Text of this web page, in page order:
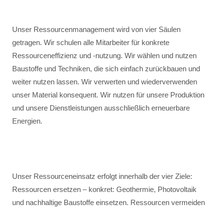
Unser Ressourcenmanagement wird von vier Säulen
getragen. Wir schulen alle Mitarbeiter für konkrete
Ressourceneffizienz und -nutzung. Wir wählen und nutzen
Baustoffe und Techniken, die sich einfach zurückbauen und
weiter nutzen lassen. Wir verwerten und wiederverwenden
unser Material konsequent. Wir nutzen für unsere Produktion
und unsere Dienstleistungen ausschließlich erneuerbare
Energien.
Unser Ressourceneinsatz erfolgt innerhalb der vier Ziele:
Ressourcen ersetzen – konkret: Geothermie, Photovoltaik
und nachhaltige Baustoffe einsetzen. Ressourcen vermeiden